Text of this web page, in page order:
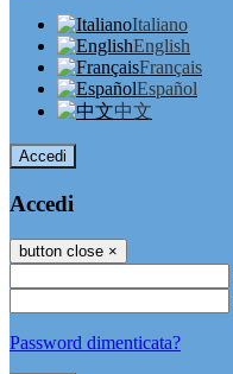
Italiano
English
Français
Español
中文
Accedi
Accedi
button close ×
Password dimenticata?